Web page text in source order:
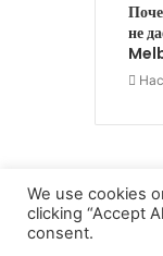
не
Diario El
We use cookies
clicking “Accept
consent.